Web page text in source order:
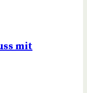
mit